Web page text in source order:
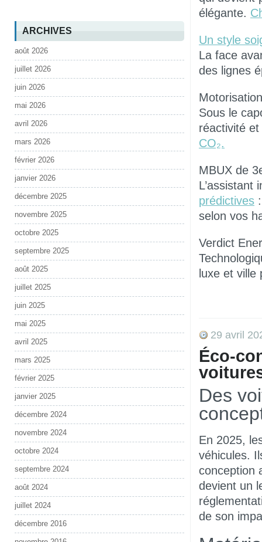
élégante.
Un style
La face
des lignes
Sous le
réactivité
CO₂.
MBUX de
L’assistant
prédictives
selon vos
Verdict
luxe et
29 avril
Éco-
Des
En 2025,
véhicules.
conception
devient un
de son
ARCHIVES
août 2026
juillet 2026
juin 2026
mai 2026
avril 2026
mars 2026
février 2026
janvier 2026
décembre 2025
novembre 2025
octobre 2025
septembre 2025
août 2025
juillet 2025
juin 2025
mai 2025
avril 2025
mars 2025
février 2025
janvier 2025
décembre 2024
novembre 2024
octobre 2024
septembre 2024
août 2024
juillet 2024
décembre 2016